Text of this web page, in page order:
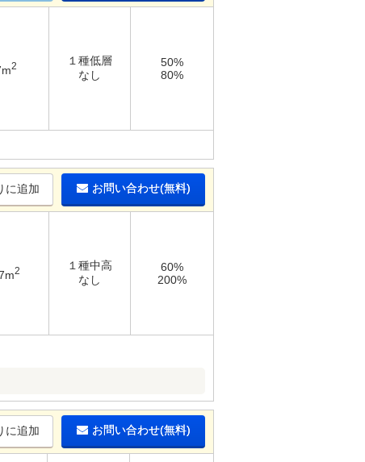
2
１種低層
なし
50%
80%
に追加 お問い合わせ(無料)
2
１種中高
なし
60%
200%
に追加 お問い合わせ(無料)